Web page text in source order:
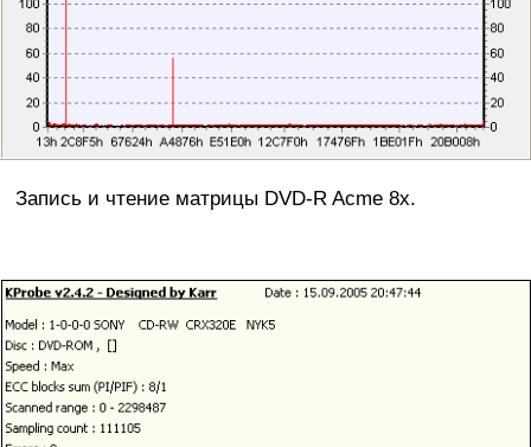
Запись и чтение матрицы DVD-R Acme 8x.